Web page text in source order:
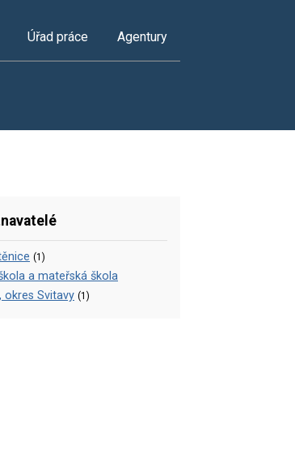
Úřad práce Agentury
(1)
a mateřská škola
okres Svitavy (1)